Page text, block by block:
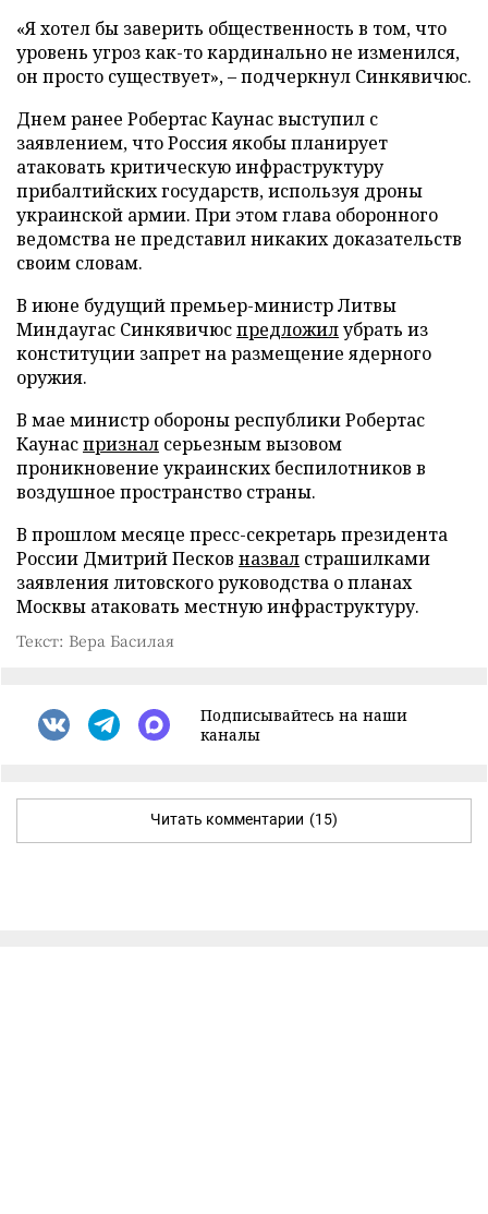
«Я хотел бы заверить общественность в том, что
уровень угроз как-то кардинально не изменился,
он просто существует», – подчеркнул Синкявичюс.
Днем ранее Робертас Каунас выступил с
заявлением, что Россия якобы планирует
атаковать критическую инфраструктуру
прибалтийских государств, используя дроны
украинской армии. При этом глава оборонного
ведомства не представил никаких доказательств
своим словам.
В июне будущий премьер-министр Литвы
Миндаугас Синкявичюспредложилубрать из
конституции запрет на размещение ядерного
оружия.
В мае министр обороны республики Робертас
Каунаспризнал серьезным вызовом
проникновение украинских беспилотников в
воздушное пространство страны.
В прошлом месяце пресс-секретарь президента
России Дмитрий Песков назвал страшилками
заявления литовского руководства о планах
Москвы атаковать местную инфраструктуру.
Текст: Вера Басилая
Подписывайтесь на наши
каналы
Читать комментарии (15)